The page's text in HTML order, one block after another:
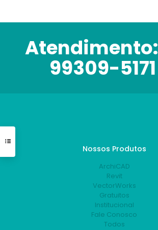
Atendimento:
99309-5171
Nossos Produtos
ArchiCAD
Revit
VectorWorks
Gratuitos
Institucional
Fale Conosco
Todos